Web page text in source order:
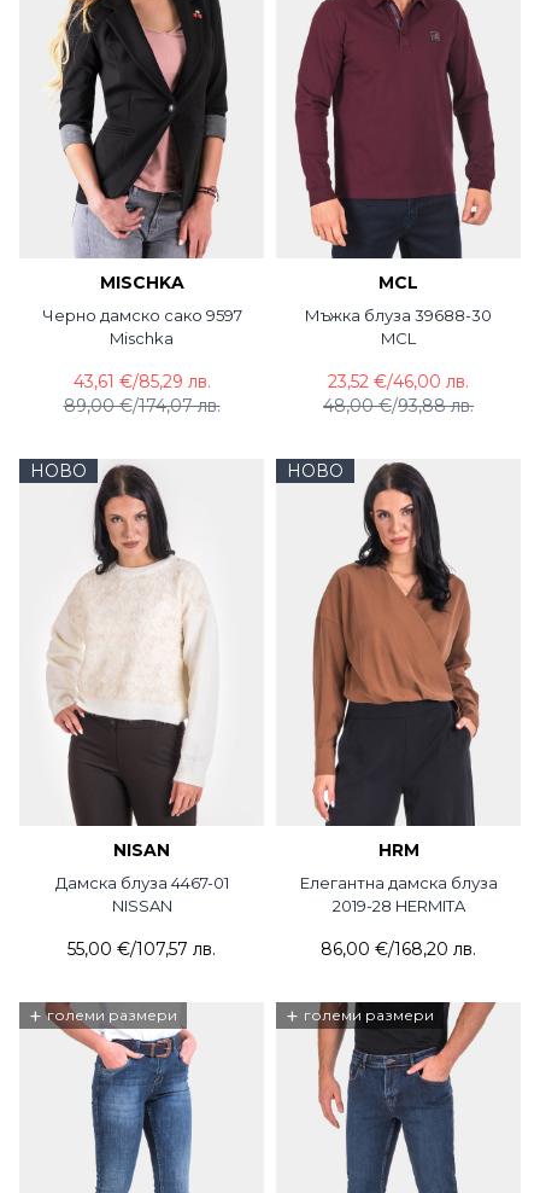
MISCHKA
Черно дамско сако 9597
Mischka
89,00 €/174,07 лв.
43,61 €/85,29 лв.
MCL
Мъжка блуза 39688-30
MCL
48,00 €/93,88 лв.
23,52 €/46,00 лв.
НОВО
NISAN
Дамска блуза 4467-01
NISSAN
55,00 €/107,57 лв.
НОВО
HRM
Елегантна дамска блуза
2019-28 HERMITA
86,00 €/168,20 лв.
+ големи размери + големи размери